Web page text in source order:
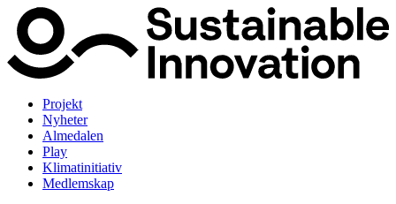
Projekt
Nyheter
Almedalen
Play
Klimatinitiativ
Medlemskap